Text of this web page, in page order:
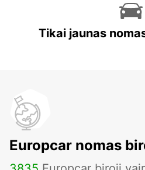
Tikai jaunas
Europcar nomas